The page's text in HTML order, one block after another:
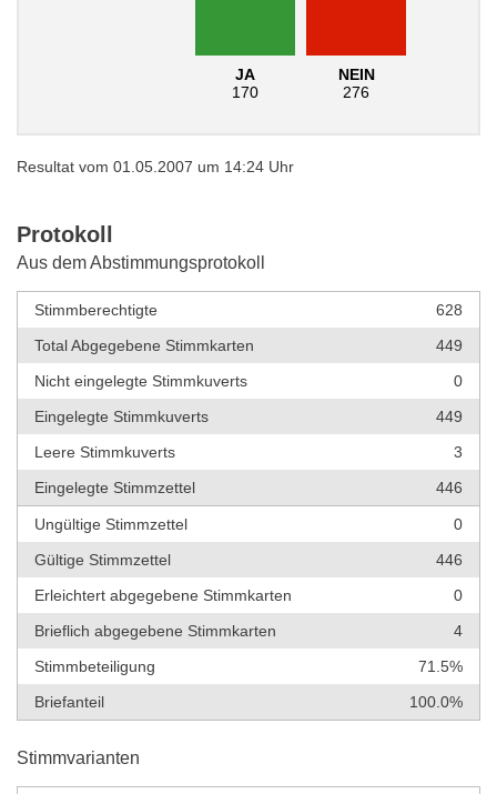
JA
170
NEIN
276
Resultat vom 01.05.2007 um 14:24 Uhr
Protokoll
Aus dem Abstimmungsprotokoll
Stimmberechtigte
628
Total Abgegebene Stimmkarten
449
Nicht eingelegte Stimmkuverts
0
Eingelegte Stimmkuverts
449
Leere Stimmkuverts
3
Eingelegte Stimmzettel
446
Ungültige Stimmzettel
0
Gültige Stimmzettel
446
Erleichtert abgegebene Stimmkarten
0
Brieflich abgegebene Stimmkarten
4
Stimmbeteiligung
71.5%
Briefanteil
100.0%
Stimmvarianten